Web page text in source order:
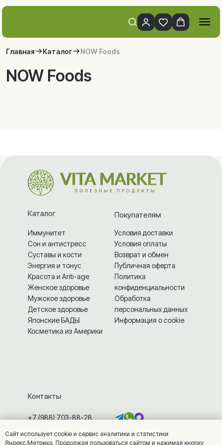
Главная Каталог NOW Foods
NOW Foods
Иммунитет
Сон и антистресс
Суставы и кости
Энергия и тонус
Красота и Anti-age
Женское здоровье
Мужское здоровье
Детское здоровье
Японские БАДЫ
Косметика из Америки
Каталог
Условия доставки
Условия оплаты
Возврат и обмен
Публичная оферта
Политика
конфиденциальности
Обработка
персональных данных
Информация о cookie
Покупателям
Контакты
+7 (988) 703-88-28
г. Железноводск, ул. Калинина, 7
Сайт использует cookie и сервис аналитики и статистики
Яндекс.Метрика. Продолжая пользоваться сайтом и нажимая кнопку